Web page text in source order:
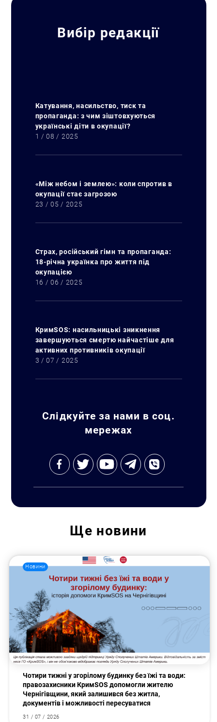
Вибір редакції
Катування, насильство, тиск та
пропаганда: з чим зіштовхуються
українські діти в окупації?
1 / 08 / 2025
«Між небом і землею»: коли спротив в
окупації стає загрозою
23 / 05 / 2025
Страх, російський гімн та пропаганда:
18-річна українка про життя під
окупацією
16 / 06 / 2025
КримSOS: насильницькі зникнення
завершуються смертю найчастіше для
активних противників окупації
3 / 07 / 2025
Слідкуйте за нами в соц.
мережах
Ще новини
Новини
Чотири тижні у згорілому будинку без їжі та води:
правозахисники КримSOS допомогли жителю
Чернігівщини, який залишився без житла,
документів і можливості пересуватися
31 / 07 / 2026